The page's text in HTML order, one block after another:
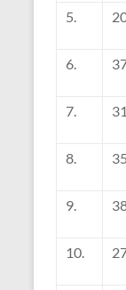
5.
6.
7.
8.
9.
10.